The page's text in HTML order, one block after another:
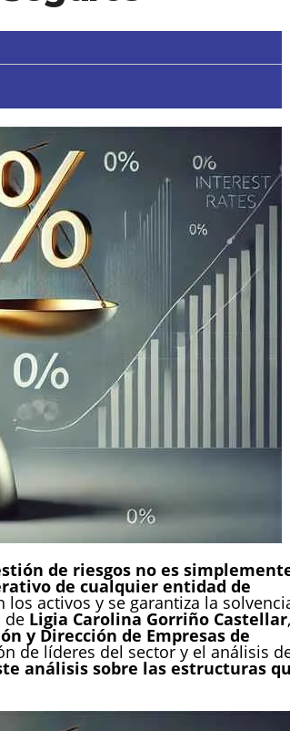
de riesgos no es
de cualquier entidad de
activos y se garantiza la
de Ligia Carolina Gorriño Castellar,
y Dirección de Empresas de
de líderes del sector y el análisis
análisis sobre las estructuras